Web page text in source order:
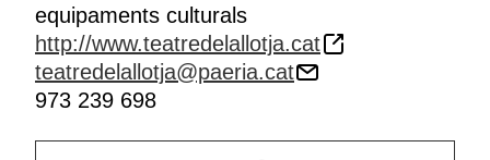
equipaments culturals
http://www.teatredelallotja.cat
teatredelallotja@paeria.cat
973 239 698